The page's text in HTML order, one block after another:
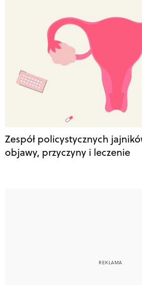
Zespół policystycznych
objawy, przyczyny i leczenie